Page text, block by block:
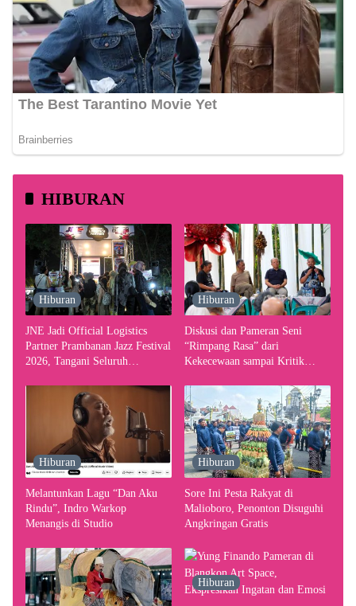
HIBURAN
Hiburan
JNE Jadi Official Logistics
Partner Prambanan Jazz Festival
2026, Tangani Seluruh
Hiburan
Diskusi dan Pameran Seni
“Rimpang Rasa” dari
Kekecewaan sampai Kritik
Pusat Pergerakan Seni Rupa
Indonesia
Hiburan
Melantunkan Lagu “Dan Aku
Rindu”, Indro Warkop
Menangis di Studio
Hiburan
Sore Ini Pesta Rakyat di
Malioboro, Penonton Disuguhi
Angkringan Gratis
Hiburan